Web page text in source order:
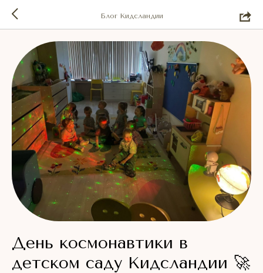
Блог Кидсландии
День космонавтики в
детском саду Кидсландии 🚀